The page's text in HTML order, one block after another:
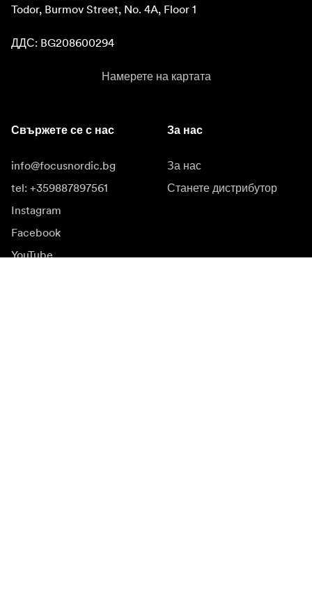
Todor, Burmov Street, No. 4A, Floor 1
ДДС: BG208600294
Намерете на картата
Свържете се с нас
info@focusnordic.bg
tel: +359887897561
Instagram
Facebook
YouTube
За нас
За нас
Станете дистрибутор